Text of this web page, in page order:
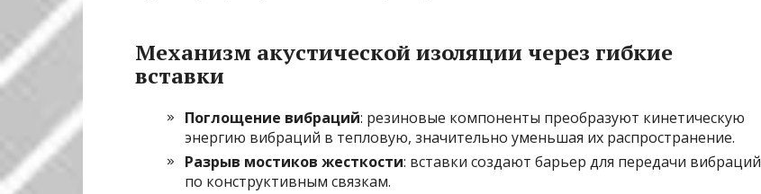
Механизм акустической изоляции через гибкие
вставки
Поглощение вибраций: резиновые компоненты преобразуют кинетическую
энергию вибраций в тепловую, значительно уменьшая их распространение.
Разрыв мостиков жесткости: вставки создают барьер для передачи вибраций
по конструктивным связкам.